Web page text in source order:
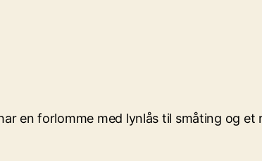
en forlomme med lynlås til småting og